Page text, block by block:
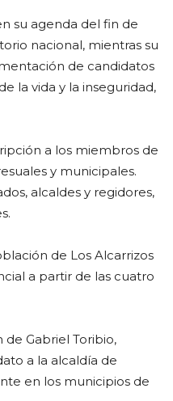
su agenda del fin de
nacional, mientras su
de candidatos
la vida y la inseguridad,
a los miembros de
y municipales.
alcaldes y regidores,
de Los Alcarrizos
a partir de las cuatro
Gabriel Toribio,
a la alcaldía de
en los municipios de